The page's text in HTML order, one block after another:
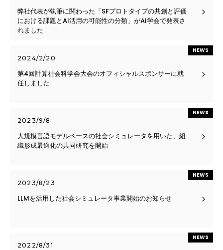
弊社代表が執筆に関わった「SFプロトタイプの共創と評価
における課題とAI活用の可能性の分類」がAI学会で発表さ
れました
2024/2/20
第4回計算社会科学会大会のオフィシャルスポンサーに就
任しました
NEWS
2023/9/8
大規模言語モデルベースの社会シミュレータを用いた、組
織形成最適化の共同研究を開始
NEWS
2023/8/23
LLMを活用した社会シミュレータ事業開始のお知らせ
NEWS
2022/8/31
NEWS